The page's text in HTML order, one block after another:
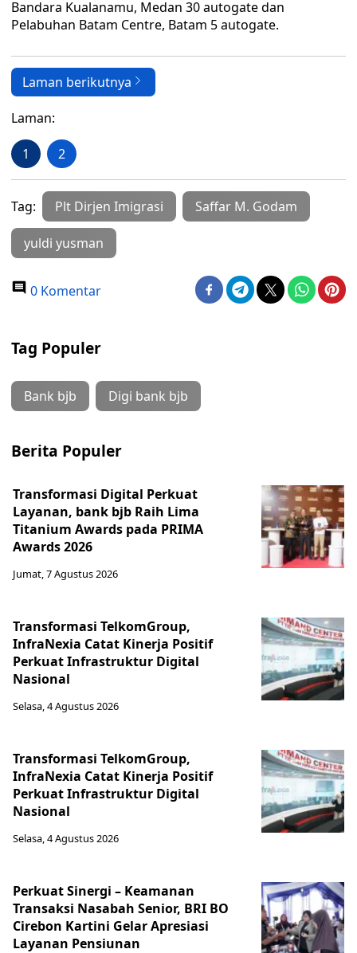
Bandara Kualanamu, Medan 30 autogate dan
Pelabuhan Batam Centre, Batam 5 autogate.
Laman berikutnya
Laman:
1 2
Tag: Plt Dirjen Imigrasi Saffar M. Godam
yuldi yusman
0 Komentar
Tag Populer
Bank bjb Digi bank bjb
Berita Populer
Transformasi Digital Perkuat
Layanan, bank bjb Raih Lima
Titanium Awards pada PRIMA
Awards 2026
Jumat, 7 Agustus 2026
Transformasi TelkomGroup,
InfraNexia Catat Kinerja Positif
Perkuat Infrastruktur Digital
Nasional
Selasa, 4 Agustus 2026
Transformasi TelkomGroup,
InfraNexia Catat Kinerja Positif
Perkuat Infrastruktur Digital
Nasional
Selasa, 4 Agustus 2026
Perkuat Sinergi – Keamanan
Transaksi Nasabah Senior, BRI BO
Cirebon Kartini Gelar Apresiasi
Layanan Pensiunan